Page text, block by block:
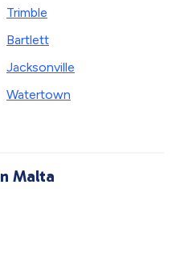
Trimble
Bartlett
Jacksonville
Watertown
Malta